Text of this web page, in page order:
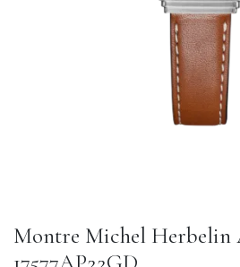
Montre Michel Herbelin